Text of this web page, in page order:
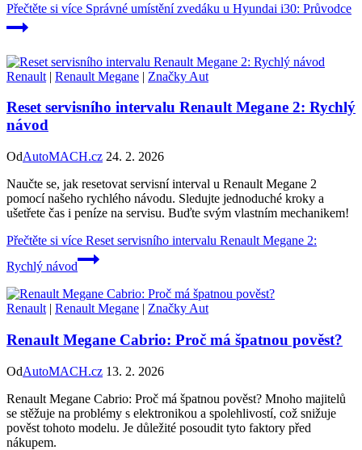
Přečtěte si více Správné umístění zvedáku u Hyundai i30: Průvodce
Renault | Renault Megane | Značky Aut
Reset servisního intervalu Renault Megane 2: Rychlý
návod
OdAutoMACH.cz 24. 2. 2026
Naučte se, jak resetovat servisní interval u Renault Megane 2
pomocí našeho rychlého návodu. Sledujte jednoduché kroky a
ušetřete čas i peníze na servisu. Buďte svým vlastním mechanikem!
Přečtěte si více Reset servisního intervalu Renault Megane 2:
Rychlý návod
Renault | Renault Megane | Značky Aut
Renault Megane Cabrio: Proč má špatnou pověst?
OdAutoMACH.cz 13. 2. 2026
Renault Megane Cabrio: Proč má špatnou pověst? Mnoho majitelů
se stěžuje na problémy s elektronikou a spolehlivostí, což snižuje
pověst tohoto modelu. Je důležité posoudit tyto faktory před
nákupem.